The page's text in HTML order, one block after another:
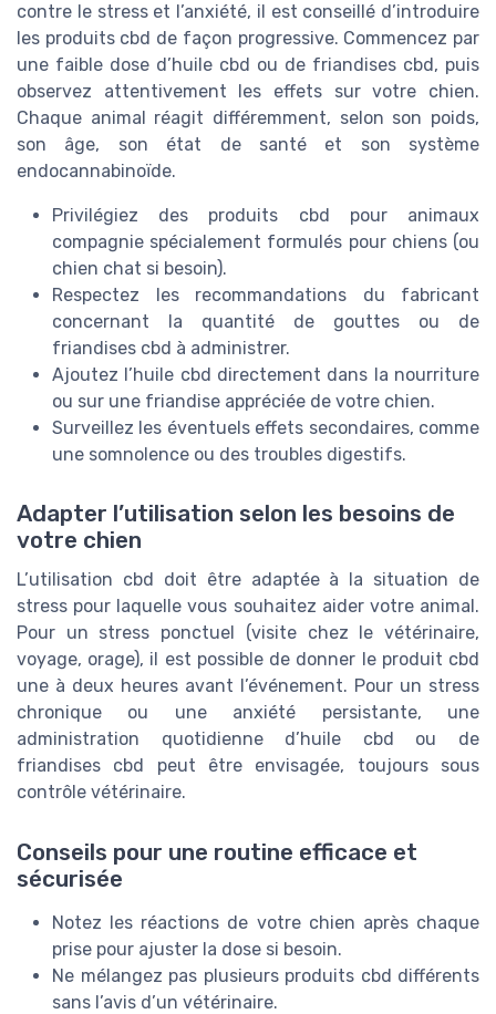
contre le stress et l’anxiété, il est conseillé d’introduire
les produits cbd de façon progressive. Commencez par
une faible dose d’huile cbd ou de friandises cbd, puis
observez attentivement les effets sur votre chien.
Chaque animal réagit différemment, selon son poids,
son âge, son état de santé et son système
endocannabinoïde.
Privilégiez des produits cbd pour animaux
compagnie spécialement formulés pour chiens (ou
chien chat si besoin).
Respectez les recommandations du fabricant
concernant la quantité de gouttes ou de
friandises cbd à administrer.
Ajoutez l’huile cbd directement dans la nourriture
ou sur une friandise appréciée de votre chien.
Surveillez les éventuels effets secondaires, comme
une somnolence ou des troubles digestifs.
Adapter l’utilisation selon les besoins de
votre chien
L’utilisation cbd doit être adaptée à la situation de
stress pour laquelle vous souhaitez aider votre animal.
Pour un stress ponctuel (visite chez le vétérinaire,
voyage, orage), il est possible de donner le produit cbd
une à deux heures avant l’événement. Pour un stress
chronique ou une anxiété persistante, une
administration quotidienne d’huile cbd ou de
friandises cbd peut être envisagée, toujours sous
contrôle vétérinaire.
Conseils pour une routine efficace et
sécurisée
Notez les réactions de votre chien après chaque
prise pour ajuster la dose si besoin.
Ne mélangez pas plusieurs produits cbd différents
sans l’avis d’un vétérinaire.